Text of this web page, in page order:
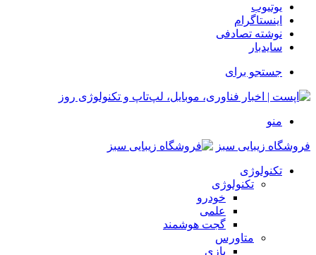
یوتیوب
اینستاگرام
نوشته تصادفی
سایدبار
جستجو برای
منو
فروشگاه زیبایی سبز
تکنولوژی
تکنولوژی
خودرو
علمی
گجت هوشمند
متاورس
بازی